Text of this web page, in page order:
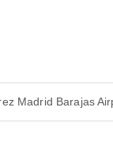
Madrid Barajas